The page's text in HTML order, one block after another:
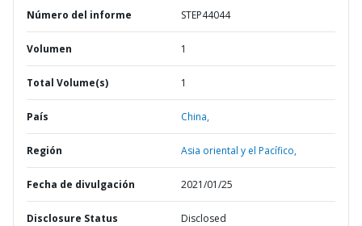
Número del informe STEP44044
Volumen 1
Total Volume(s) 1
País China,
Región Asia oriental y el Pacífico,
Fecha de divulgación 2021/01/25
Disclosure Status Disclosed